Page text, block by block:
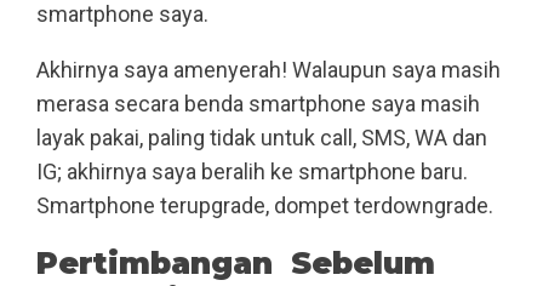
smartphone saya.
Akhirnya saya amenyerah! Walaupun saya masih
merasa secara benda smartphone saya masih
layak pakai, paling tidak untuk call, SMS, WA dan
IG; akhirnya saya beralih ke smartphone baru.
Smartphone terupgrade, dompet terdowngrade.
Pertimbangan Sebelum